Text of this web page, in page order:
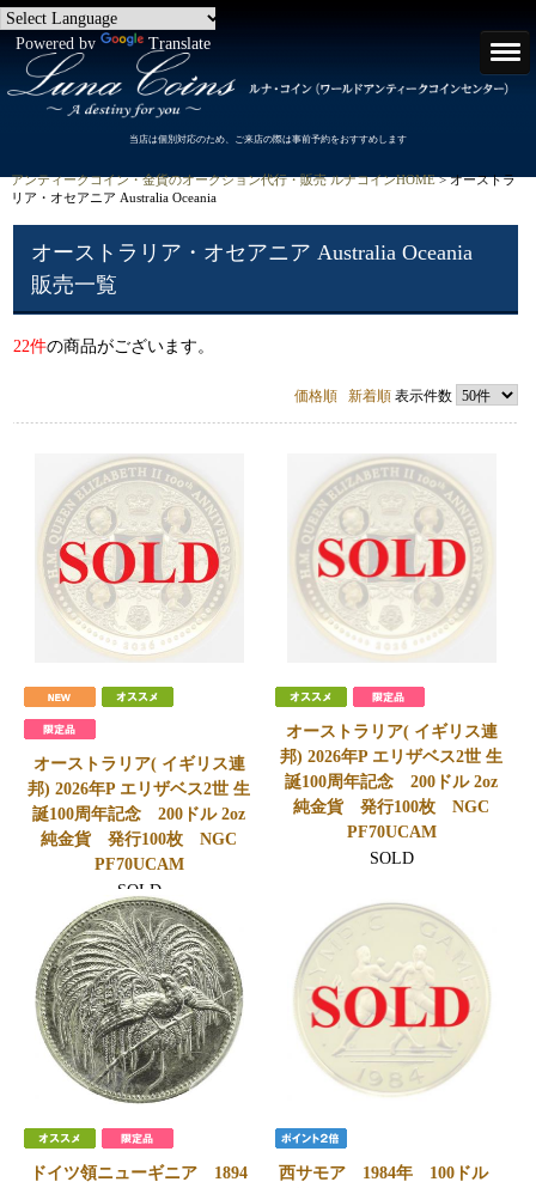
Powered by Translate
当店は個別対応のため、ご来店の際は事前予約をおすすめします
アンティークコイン・金貨のオークション代行・販売 ルナコインHOME> オーストラ
リア・オセアニア Australia Oceania
オーストラリア・オセアニア Australia Oceania
販売一覧
22件の商品がございます。
価格順 新着順表示件数
オーストラリア( イギリス連
邦) 2026年P エリザベス2世 生
誕100周年記念 200ドル 2oz
純金貨 発行100枚 NGC
PF70UCAM
SOLD
オーストラリア( イギリス連
邦) 2026年P エリザベス2世 生
誕100周年記念 200ドル 2oz
純金貨 発行100枚 NGC
PF70UCAM
SOLD
ドイツ領ニューギニア 1894
西サモア 1984年 100ドル